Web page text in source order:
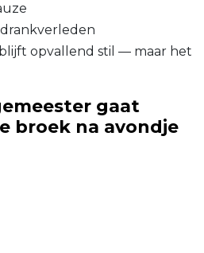
opvallend stil — maar het
gaat
broek na avondje